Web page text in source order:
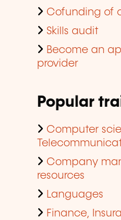
Cofunding of
Skills audit
Become an
provider
Popular
Computer
Company
resources
Languages
Finance,